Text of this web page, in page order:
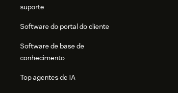
suporte
Software do portal do cliente
Software de base de
conhecimento
Top agentes de IA